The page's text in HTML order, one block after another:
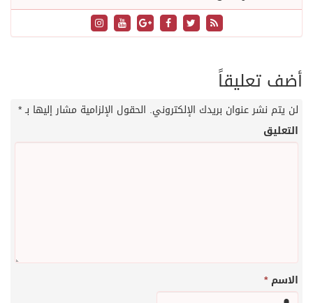
أضف تعليقاً
لن يتم نشر عنوان بريدك الإلكتروني. الحقول الإلزامية مشار إليها بـ*
التعليق
الاسم*